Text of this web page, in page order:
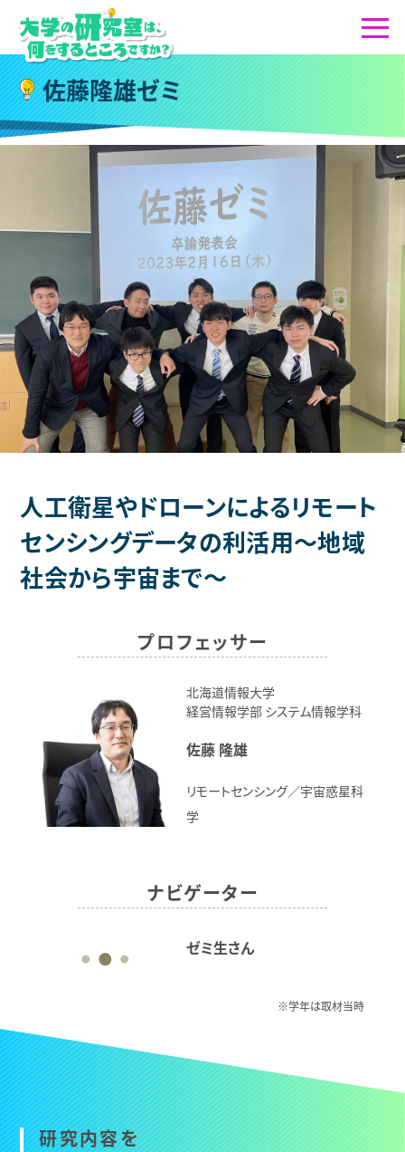
佐藤隆雄ゼミ
人工衛星やドローンによるリモート
センシングデータの利活用～地域
社会から宇宙まで～
プロフェッサー
北海道情報大学
経営情報学部 システム情報学科
佐藤 隆雄
リモートセンシング／宇宙惑星科
学
ナビゲーター
ゼミ生さん
※学年は取材当時
研究内容を